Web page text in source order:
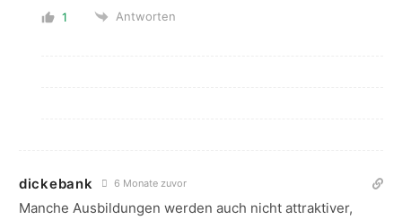
1 Antworten
dickebank 6 Monate zuvor
Manche Ausbildungen werden auch nicht attraktiver,